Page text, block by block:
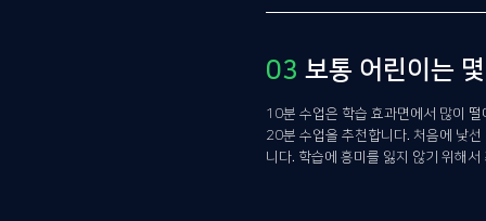
03 보통 어린이는
10분 수업은 학습 효과면에서 많이
20분 수업을 추천합니다. 처음에 낯
니다. 학습에 흥미를 잃지 않기 위해